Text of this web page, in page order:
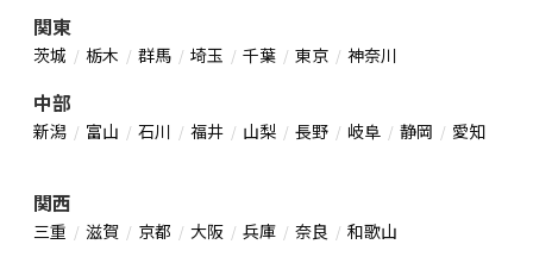
関東
茨城 栃木 群馬 埼玉 千葉 東京 神奈川
中部
新潟 富山 石川 福井 山梨 長野 岐阜 静岡 愛知
関西
三重 滋賀 京都 大阪 兵庫 奈良 和歌山